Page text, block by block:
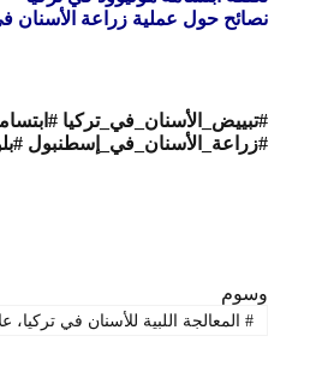
نصائح حول عملية زراعة الأسنان
#تبييض_الأسنان_في_تركيا
#زراعة_الأسنان_في_إسطنبول
وسوم
#المعالجة اللبية للأسنان في تركيا،